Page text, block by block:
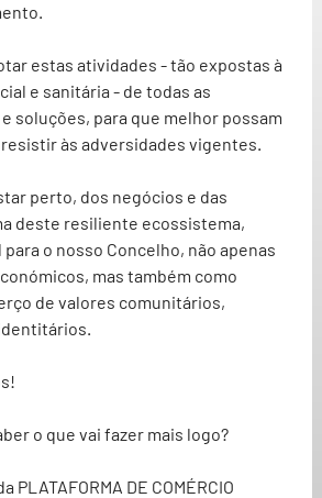
estas atividades - tão expostas à
e sanitária - de todas as
soluções, para que melhor possam
às adversidades vigentes.
perto, dos negócios e das
deste resiliente ecossistema,
o nosso Concelho, não apenas
mas também como
de valores comunitários,
o que vai fazer mais logo?
PLATAFORMA DE COMÉRCIO